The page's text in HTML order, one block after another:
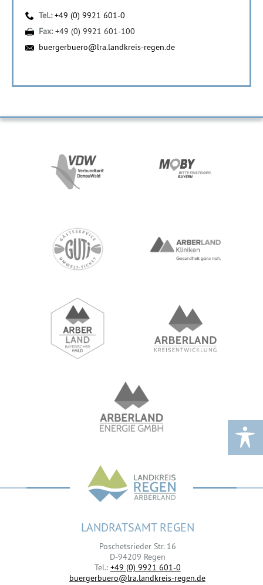
Tel.:+49 (0) 9921 601-0
Fax:+49 (0) 9921 601-100
buergerbuero@lra.landkreis-regen.de
LANDRATSAMT REGEN
Poschetsrieder Str. 16
D-94209 Regen
Tel.: +49 (0) 9921 601-0
buergerbuero@lra.landkreis-regen.de